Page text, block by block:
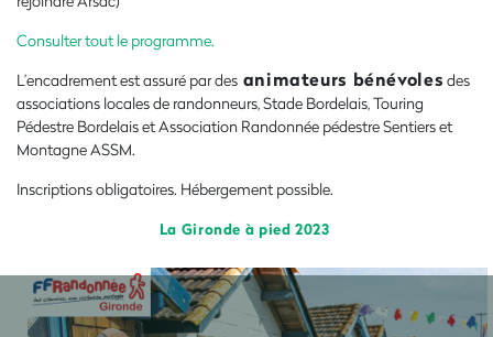
Consulter tout le programme.
L’encadrement est assuré par des animateurs bénévoles des
associations locales de randonneurs, Stade Bordelais, Touring
Pédestre Bordelais et Association Randonnée pédestre Sentiers et
Montagne ASSM.
Inscriptions obligatoires. Hébergement possible.
La Gironde à pied 2023